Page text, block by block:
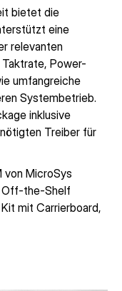
bietet die
eine
relevanten
Power-
umfangreiche
Systembetrieb.
inklusive
Treiber für
von MicroSys
Off-the-Shelf
mit Carrierboard,